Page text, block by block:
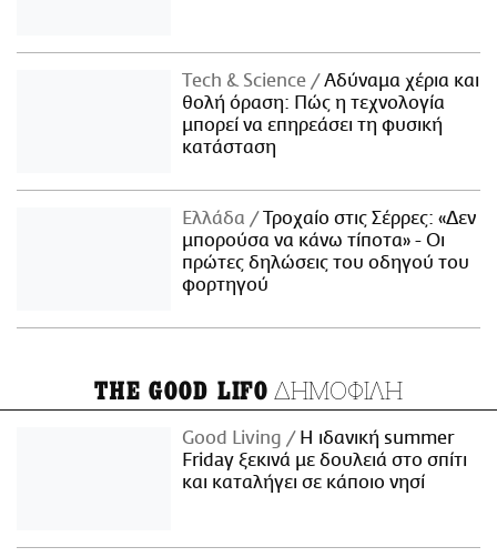
Τech & Science
Αδύναμα χέρια και
θολή όραση: Πώς η τεχνολογία
μπορεί να επηρεάσει τη φυσική
κατάσταση
Ελλάδα
Τροχαίο στις Σέρρες: «Δεν
μπορούσα να κάνω τίποτα» - Οι
πρώτες δηλώσεις του οδηγού του
φορτηγού
THE GOOD LIFO ΔΗΜΟΦΙΛΗ
Good Living
Η ιδανική summer
Friday ξεκινά με δουλειά στο σπίτι
και καταλήγει σε κάποιο νησί